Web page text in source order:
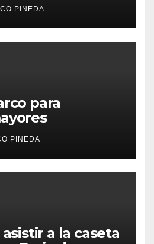
PINEDA
para
PINEDA
a la caseta